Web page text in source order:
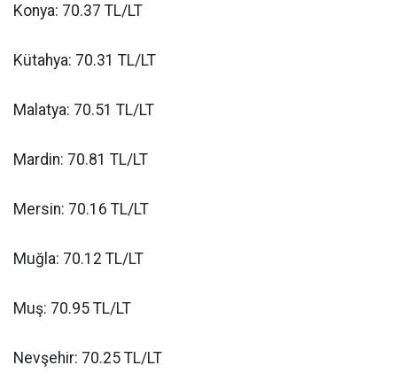
Konya: 70.37 TL/LT
Kütahya: 70.31 TL/LT
Malatya: 70.51 TL/LT
Mardin: 70.81 TL/LT
Mersin: 70.16 TL/LT
Muğla: 70.12 TL/LT
Muş: 70.95 TL/LT
Nevşehir: 70.25 TL/LT